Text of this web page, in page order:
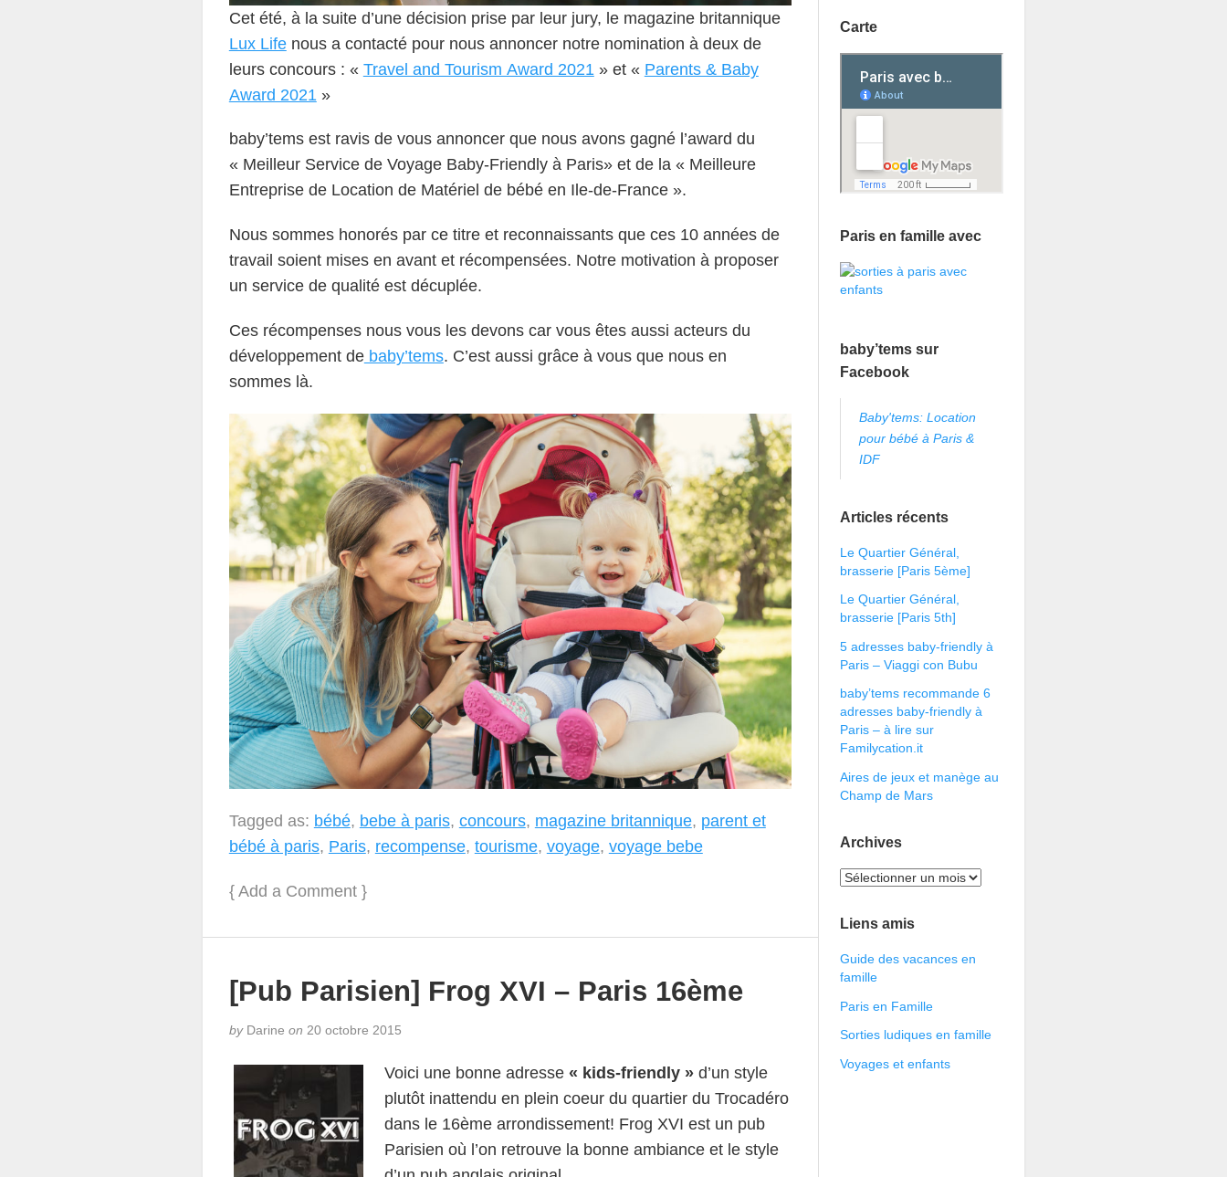
Cet été, à la suite d’une décision prise par leur jury, le magazine britannique
Lux Lifenous a contacté pour nous annoncer notre nomination à deux de
leurs concours : « Travel and Tourism Award 2021 » et « Parents & Baby
Award 2021 »
baby’tems est ravis de vous annoncer que nous avons gagné l’award du
« Meilleur Service de Voyage Baby-Friendly à Paris» et de la « Meilleure
Entreprise de Location de Matériel de bébé en Ile-de-France ».
Nous sommes honorés par ce titre et reconnaissants que ces 10 années de
travail soient mises en avant et récompensées. Notre motivation à proposer
un service de qualité est décuplée.
Ces récompenses nous vous les devons car vous êtes aussi acteurs du
développement debaby’tems. C’est aussi grâce à vous que nous en
sommes là.
Tagged as: bébé, bebe à paris, concours, magazine britannique, parent et
bébé à paris, Paris, recompense, tourisme, voyage, voyage bebe
{ Add a Comment}
[Pub Parisien] Frog XVI – Paris 16ème
byDarine on 20 octobre 2015
Voici une bonne adresse « kids-friendly »d’un style
plutôt inattendu en plein coeur du quartier du Trocadéro
dans le 16ème arrondissement! Frog XVI est un pub
Parisien où l’on retrouve la bonne ambiance et le style
Carte
Paris en famille avec
baby’tems sur
Facebook
Baby'tems: Location
pour bébé à Paris &
IDF
Articles récents
Le Quartier Général,
brasserie [Paris 5ème]
Le Quartier Général,
brasserie [Paris 5th]
5 adresses baby-friendly à
Paris – Viaggi con Bubu
baby’tems recommande 6
adresses baby-friendly à
Paris – à lire sur
Familycation.it
Aires de jeux et manège au
Champ de Mars
Archives
Liens amis
Guide des vacances en
famille
Paris en Famille
Sorties ludiques en famille
Voyages et enfants